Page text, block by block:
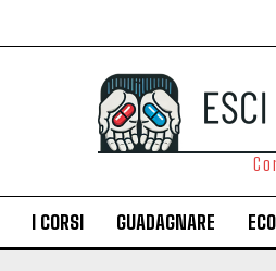
I CORSI GUADAGNARE